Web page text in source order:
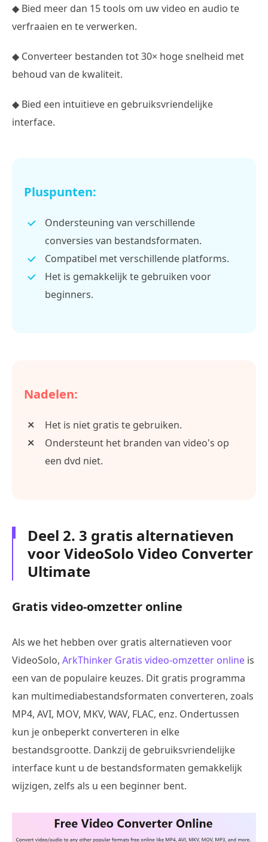
◆ Bied meer dan 15 tools om uw video en audio te
verfraaien en te verwerken.
◆ Converteer bestanden tot 30× hoge snelheid met
behoud van de kwaliteit.
◆ Bied een intuïtieve en gebruiksvriendelijke
interface.
Pluspunten:
Ondersteuning van verschillende
conversies van bestandsformaten.
Compatibel met verschillende platforms.
Het is gemakkelijk te gebruiken voor
beginners.
Nadelen:
Het is niet gratis te gebruiken.
Ondersteunt het branden van video's op
een dvd niet.
Deel 2. 3 gratis alternatieven
voor VideoSolo Video Converter
Ultimate
Gratis video-omzetter online
Als we het hebben over gratis alternatieven voor
VideoSolo, ArkThinker Gratis video-omzetter online is
een van de populaire keuzes. Dit gratis programma
kan multimediabestandsformaten converteren, zoals
MP4, AVI, MOV, MKV, WAV, FLAC, enz. Ondertussen
kun je onbeperkt converteren in elke
bestandsgrootte. Dankzij de gebruiksvriendelijke
interface kunt u de bestandsformaten gemakkelijk
wijzigen, zelfs als u een beginner bent.